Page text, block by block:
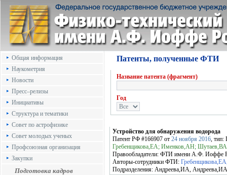
Общая информация
Наукометрия
Новости
Пресс–релизы
Инициативы
Структура и тематики
Совет по астрофизике
Совет молодых ученых
Профсоюзная организация
Закупки
Подготовка кадров
Патенты, полученные ФТИ
Название патента (фрагмент)
Год
Устройство для обнаружения водорода
Патент РФ #166907 от 24 ноября 2016, тип:
Гребенщикова,ЕА; Именков,АН;
Правообладатели: ФТИ имени А.Ф. Иоффе
Авторы-сотрудники ФТИ:
Подразделения: Андреева,ИА,